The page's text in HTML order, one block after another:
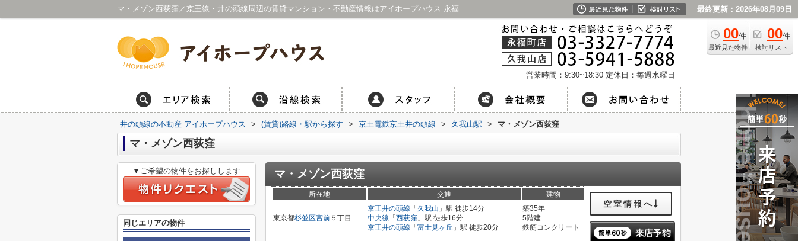
マ・メゾン西荻窪／京王線・井の頭線周辺の賃貸マンション・不動産情報はアイホープハウス 永福町店・久我山店 最終更新：2026年08月09日
00件
最近見た物件
00件
検討リスト
営業時間：9:30~18:30 定休日：毎週水曜日
井の頭線の不動産 アイホープハウス > (賃貸)路線・駅から探す > 京王電鉄京王井の頭線 > 久我山駅 > マ・メゾン西荻窪
マ・メゾン西荻窪
マ・メゾン西荻窪
所在地 交通 建物
東京都杉並区宮前 ５丁目
京王井の頭線 「 久我山 」駅 徒歩14分
中央線 「 西荻窪 」駅 徒歩16分
京王井の頭線 「 富士見ヶ丘 」駅 徒歩20分
築35年
5階建
鉄筋コンクリート
空室情報へ
▼ご希望の物件をお探しします
同じエリアの物件